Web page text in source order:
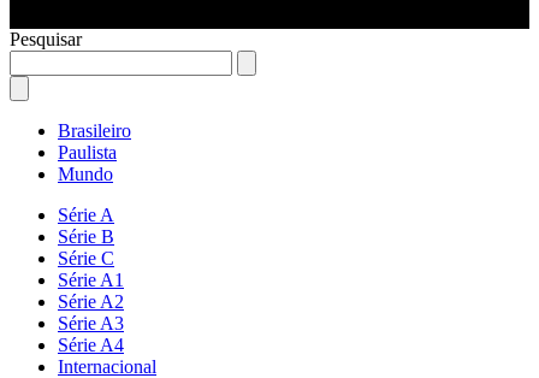
Pesquisar
Brasileiro
Paulista
Mundo
Série A
Série B
Série C
Série A1
Série A2
Série A3
Série A4
Internacional